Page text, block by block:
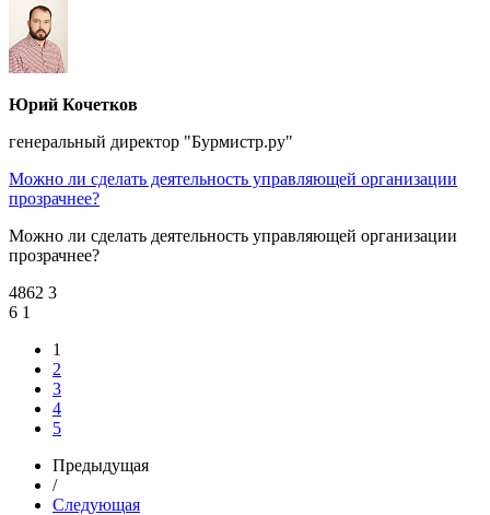
Юрий Кочетков
генеральный директор "Бурмистр.ру"
Можно ли сделать деятельность управляющей организации
прозрачнее?
Можно ли сделать деятельность управляющей организации
прозрачнее?
4862 3
6 1
1
2
3
4
5
Предыдущая
/
Следующая